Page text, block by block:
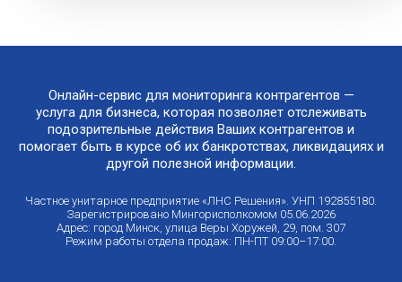
Онлайн-сервис для мониторинга контрагентов —
услуга для бизнеса, которая позволяет отслеживать
подозрительные действия Ваших контрагентов и
помогает быть в курсе об их банкротствах, ликвидациях и
другой полезной информации.
Частное унитарное предприятие «ЛНС Решения». УНП 192855180.
Зарегистрировано Мингорисполкомом 05.06.2026
Адрес: город Минск, улица Веры Хоружей, 29, пом. 307
Режим работы отдела продаж: ПН-ПТ 09:00–17:00.